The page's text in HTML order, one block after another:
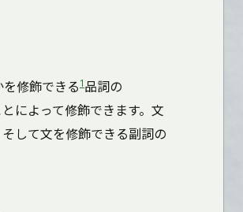
修飾できる 1 品詞の
によって修飾できます。文
して文を修飾できる副詞の